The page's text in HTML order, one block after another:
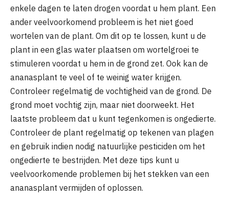
enkele dagen te laten drogen voordat u hem plant. Een
ander veelvoorkomend probleem is het niet goed
wortelen van de plant. Om dit op te lossen, kunt u de
plant in een glas water plaatsen om wortelgroei te
stimuleren voordat u hem in de grond zet. Ook kan de
ananasplant te veel of te weinig water krijgen.
Controleer regelmatig de vochtigheid van de grond. De
grond moet vochtig zijn, maar niet doorweekt. Het
laatste probleem dat u kunt tegenkomen is ongedierte.
Controleer de plant regelmatig op tekenen van plagen
en gebruik indien nodig natuurlijke pesticiden om het
ongedierte te bestrijden. Met deze tips kunt u
veelvoorkomende problemen bij het stekken van een
ananasplant vermijden of oplossen.